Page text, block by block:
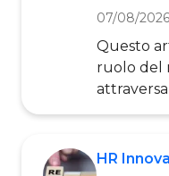
07/08/2026
Questo
ruolo del
profonda
richieste
HR